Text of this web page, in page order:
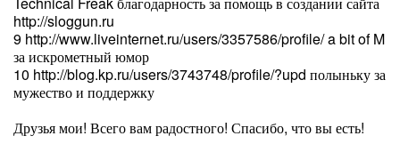
http://sloggun.ru
9 http://www.liveinternet.ru/users/3357586/profile/ a bit of M
за искрометный юмор
10 http://blog.kp.ru/users/3743748/profile/?upd полыньку за
мужество и поддержку
Друзья мои! Всего вам радостного! Спасибо, что вы есть!